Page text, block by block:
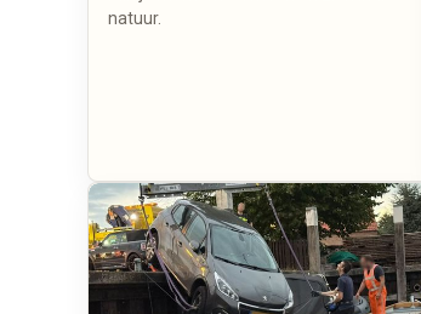
natuur.